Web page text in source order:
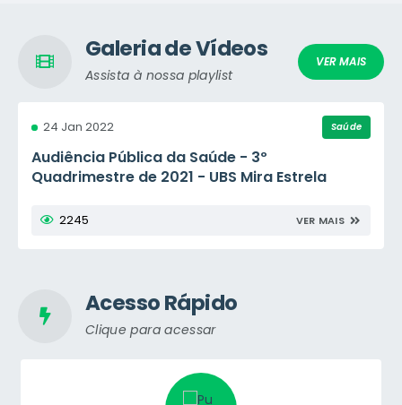
4651 VER MAIS
Galeria de Vídeos
Assista à nossa playlist
VER MAIS
Saúde
24 Jan 2022
Audiência Pública da Saúde - 3º
Quadrimestre de 2021 - UBS Mira Estrela
2245 VER MAIS
Acesso Rápido
Clique para acessar